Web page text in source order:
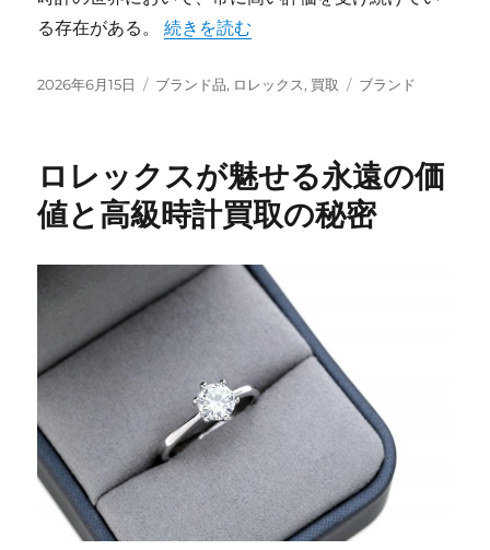
る存在がある。“ロレックスが生み出す永遠の価値と驚
続きを読む
投
2026年6月15日
カ
ー
ブランド品, ロレックス, 買取
タ
ブランド
ロレックスが魅せる永遠の価
値と高級時計買取の秘密